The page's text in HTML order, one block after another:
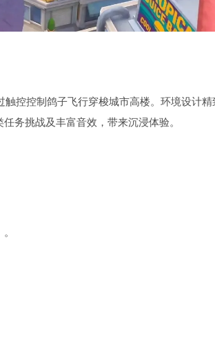
控控制鸽子飞行穿梭城市高楼。环境设计
务挑战及丰富音效，带来沉浸体验。